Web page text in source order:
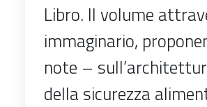
Libro. Il volume
immaginario,
note –
della sicurezza